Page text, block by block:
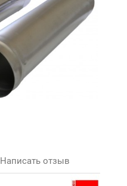
Написать отзыв